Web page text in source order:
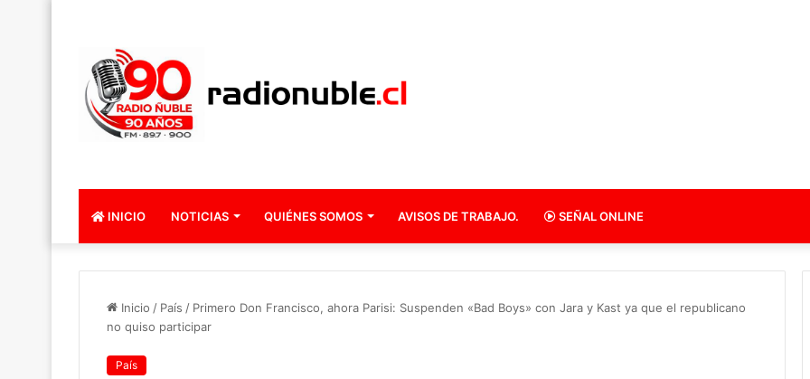
INICIO NOTICIAS QUIÉNES SOMOS AVISOS DE TRABAJO. SEÑAL ONLINE
Inicio / País / Primero Don Francisco, ahora Parisi: Suspenden «Bad Boys» con Jara y Kast ya que el republicano
no quiso participar
País